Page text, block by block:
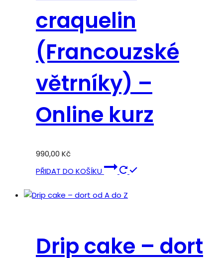
craquelin
(Francouzské
větrníky) –
Online kurz
990,00 Kč
PŘIDAT DO KOŠÍKU
Drip cake – dort